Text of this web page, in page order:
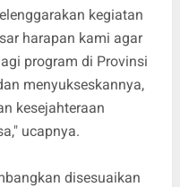
kegiatan
harapan kami agar
program di Provinsi
menyukseskannya,
kesejahteraan
ucapnya.
disesuaikan